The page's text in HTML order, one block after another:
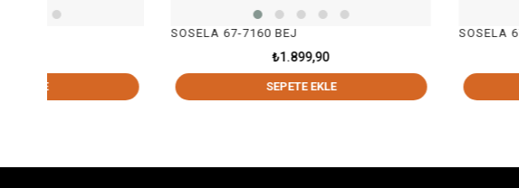
SOSELA 67-7160 BEJ
SEPETE EKLE
SOSELA 67-7160 KUM
SEPETE EKLE